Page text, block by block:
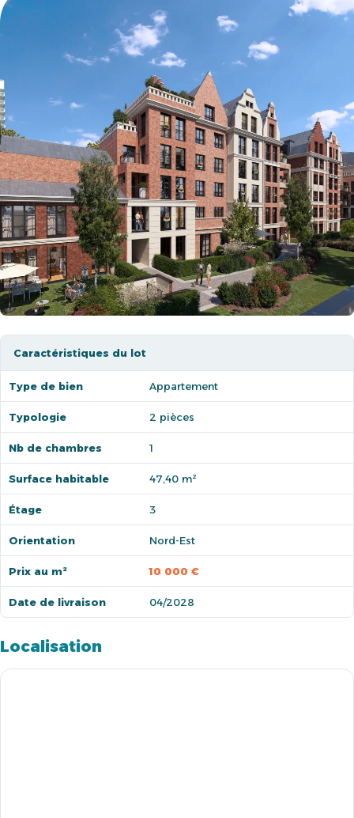
Caractéristiques du lot
Type de bien Appartement
Typologie 2 pièces
Nb de chambres 1
Surface habitable 47,40 m²
Étage 3
Orientation Nord-Est
Prix au m² 10 000 €
Date de livraison 04/2028
Localisation